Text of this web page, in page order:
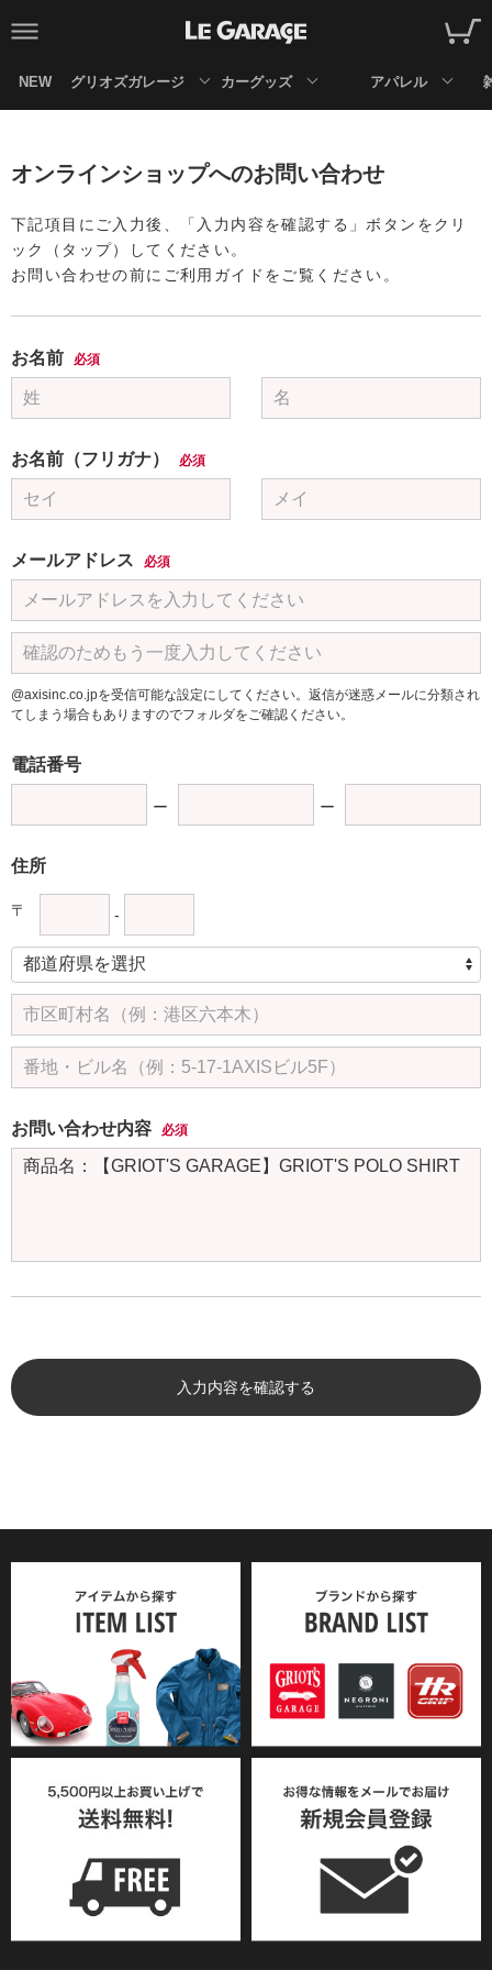
NEW グリオズガレージ カーグッズ アパレル
オンラインショップへのお問い合わせ
下記項目にご入力後、「入力内容を確認する」ボタンをクリ
ック（タップ）してください。
お問い合わせの前にご利用ガイドをご覧ください。
お名前 必須
お名前（フリガナ） 必須
メールアドレス 必須
@axisinc.co.jpを受信可能な設定にしてください。返信が迷惑メールに分類され
てしまう場合もありますのでフォルダをご確認ください。
電話番号
住所
〒 -
お問い合わせ内容 必須
入力内容を確認する